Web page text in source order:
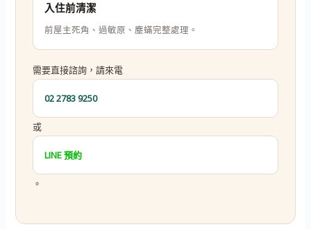
入住前清潔
前屋主死角、過敏原、塵蟎完整處理。
需要直接諮詢，請來電
02 2783 9250
或
LINE 預約
。